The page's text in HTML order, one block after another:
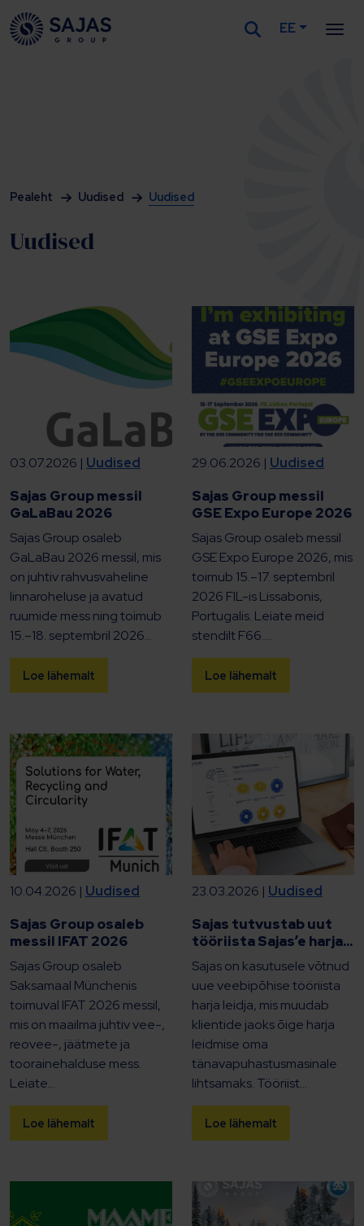
Siirry sisältöön
EE
Pealeht Uudised Uudised
Uudised
03.07.2026 | Uudised
Sajas Group messil
GaLaBau 2026
Sajas Group osaleb
GaLaBau 2026 messil, mis
on juhtiv rahvusvaheline
linnaroheluse ja avatud
ruumide mess ning toimub
15.–18. septembril 2026...
Loe lähemalt
29.06.2026 | Uudised
Sajas Group messil
GSE Expo Europe 2026
Sajas Group osaleb messil
GSE Expo Europe 2026, mis
toimub 15.–17. septembril
2026 FIL-is Lissabonis,
Portugalis. Leiate meid
stendilt F66....
Loe lähemalt
10.04.2026 | Uudised
Sajas Group osaleb
messil IFAT 2026
Sajas Group osaleb
Saksamaal Münchenis
toimuval IFAT 2026 messil,
mis on maailma juhtiv vee-,
reovee-, jäätmete ja
toorainehalduse mess.
Leiate...
Loe lähemalt
23.03.2026 | Uudised
Sajas tutvustab uut
tööriista Sajas’e harja...
Sajas on kasutusele võtnud
uue veebipõhise tööriista
harja leidja, mis muudab
klientide jaoks õige harja
leidmise oma
tänavapuhastusmasinale
lihtsamaks. Tööriist...
Loe lähemalt